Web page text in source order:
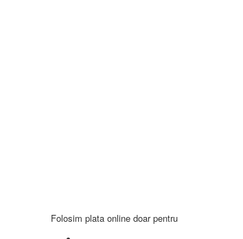
Folosim plata online doar pentru